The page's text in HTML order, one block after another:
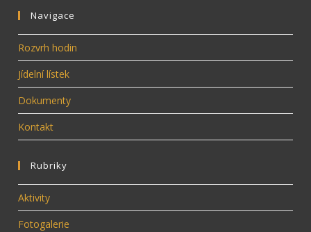
Navigace
Rozvrh hodin
Jídelní lístek
Dokumenty
Kontakt
Rubriky
Aktivity
Fotogalerie